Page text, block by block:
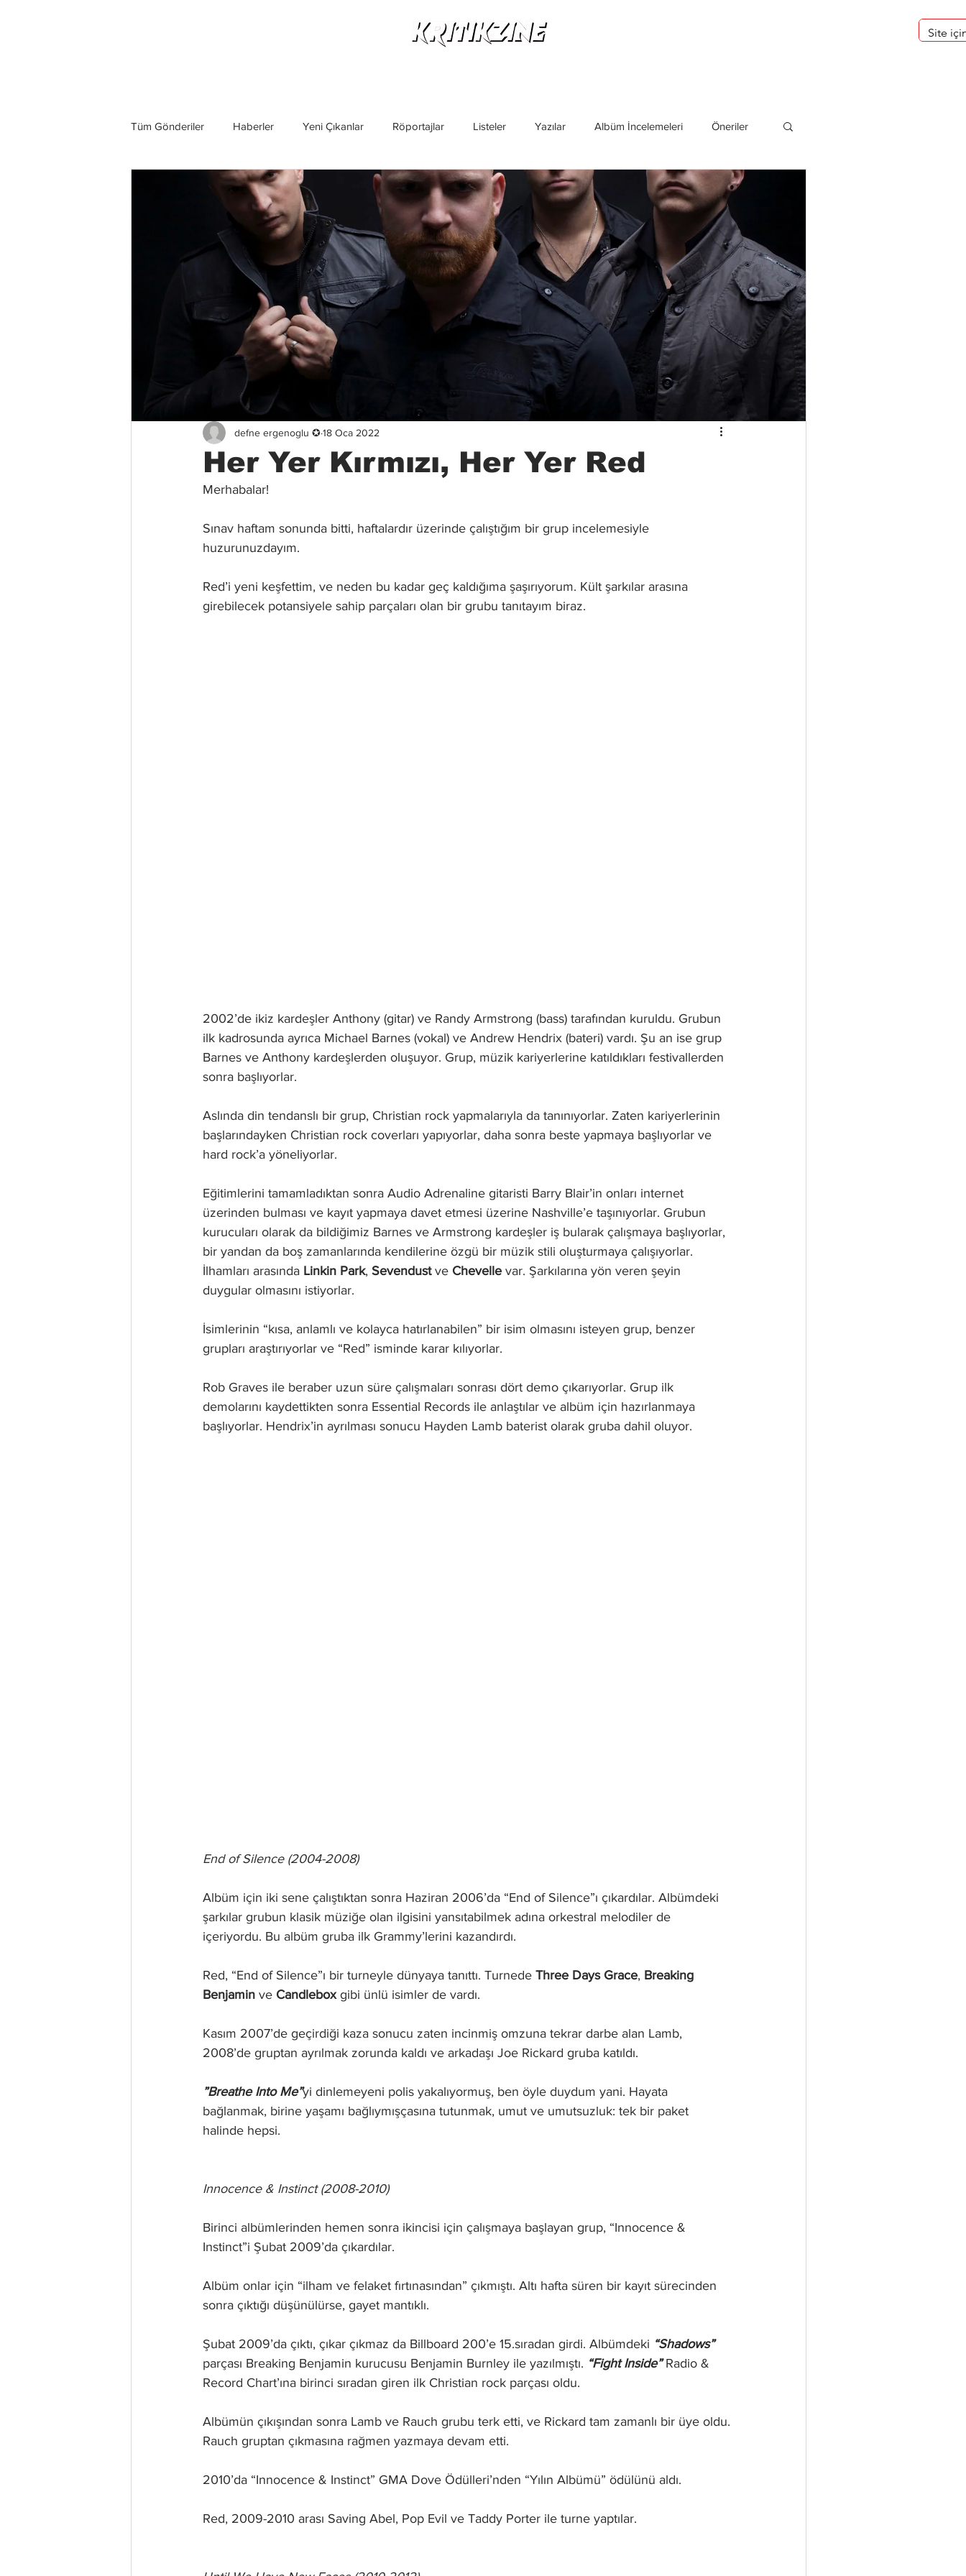
Tüm Gönderiler Haberler Yeni Çıkanlar Röportajlar Listeler Yazılar Albüm İncelemeleri Öneriler
Grup İncelemeleri Konserler İncelemeler Yeni Çıkanlar Magazin Keşif Yazıları deliler
Her Yer Kırmızı, Her Yer Red
defne ergenoglu ✪ 18 Oca 2022
Merhabalar!
Sınav haftam sonunda bitti, haftalardır üzerinde çalıştığım bir grup incelemesiyle
huzurunuzdayım.
Red’i yeni keşfettim, ve neden bu kadar geç kaldığıma şaşırıyorum. Kült şarkılar arasına
girebilecek potansiyele sahip parçaları olan bir grubu tanıtayım biraz.
2002’de ikiz kardeşler Anthony (gitar) ve Randy Armstrong (bass) tarafından kuruldu. Grubun
ilk kadrosunda ayrıca Michael Barnes (vokal) ve Andrew Hendrix (bateri) vardı. Şu an ise grup
Barnes ve Anthony kardeşlerden oluşuyor. Grup, müzik kariyerlerine katıldıkları festivallerden
sonra başlıyorlar.
Aslında din tendanslı bir grup, Christian rock yapmalarıyla da tanınıyorlar. Zaten kariyerlerinin
başlarındayken Christian rock coverları yapıyorlar, daha sonra beste yapmaya başlıyorlar ve
hard rock’a yöneliyorlar.
Eğitimlerini tamamladıktan sonra Audio Adrenaline gitaristi Barry Blair’in onları internet
üzerinden bulması ve kayıt yapmaya davet etmesi üzerine Nashville’e taşınıyorlar. Grubun
kurucuları olarak da bildiğimiz Barnes ve Armstrong kardeşler iş bularak çalışmaya başlıyorlar,
bir yandan da boş zamanlarında kendilerine özgü bir müzik stili oluşturmaya çalışıyorlar.
İlhamları arasında Linkin Park, Sevendust ve Chevelle var. Şarkılarına yön veren şeyin
duygular olmasını istiyorlar.
İsimlerinin “kısa, anlamlı ve kolayca hatırlanabilen” bir isim olmasını isteyen grup, benzer
grupları araştırıyorlar ve “Red” isminde karar kılıyorlar.
Rob Graves ile beraber uzun süre çalışmaları sonrası dört demo çıkarıyorlar. Grup ilk
demolarını kaydettikten sonra Essential Records ile anlaştılar ve albüm için hazırlanmaya
başlıyorlar. Hendrix’in ayrılması sonucu Hayden Lamb baterist olarak gruba dahil oluyor.
End of Silence (2004-2008)
Albüm için iki sene çalıştıktan sonra Haziran 2006’da “End of Silence”ı çıkardılar. Albümdeki
şarkılar grubun klasik müziğe olan ilgisini yansıtabilmek adına orkestral melodiler de
içeriyordu. Bu albüm gruba ilk Grammy’lerini kazandırdı.
Red, “End of Silence”ı bir turneyle dünyaya tanıttı. Turnede Three Days Grace, Breaking
Benjamin ve Candlebox gibi ünlü isimler de vardı.
Kasım 2007’de geçirdiği kaza sonucu zaten incinmiş omzuna tekrar darbe alan Lamb,
2008’de gruptan ayrılmak zorunda kaldı ve arkadaşı Joe Rickard gruba katıldı.
”Breathe Into Me”yi dinlemeyeni polis yakalıyormuş, ben öyle duydum yani. Hayata
bağlanmak, birine yaşamı bağlıymışçasına tutunmak, umut ve umutsuzluk: tek bir paket
halinde hepsi.
Innocence & Instinct (2008-2010)
Birinci albümlerinden hemen sonra ikincisi için çalışmaya başlayan grup, “Innocence &
Instinct”i Şubat 2009’da çıkardılar.
Albüm onlar için “ilham ve felaket fırtınasından” çıkmıştı. Altı hafta süren bir kayıt sürecinden
sonra çıktığı düşünülürse, gayet mantıklı.
Şubat 2009’da çıktı, çıkar çıkmaz da Billboard 200’e 15.sıradan girdi. Albümdeki “Shadows”
parçası Breaking Benjamin kurucusu Benjamin Burnley ile yazılmıştı. “Fight Inside” Radio &
Record Chart’ına birinci sıradan giren ilk Christian rock parçası oldu.
Albümün çıkışından sonra Lamb ve Rauch grubu terk etti, ve Rickard tam zamanlı bir üye oldu.
Rauch gruptan çıkmasına rağmen yazmaya devam etti.
2010’da “Innocence & Instinct” GMA Dove Ödülleri’nden “Yılın Albümü” ödülünü aldı.
Red, 2009-2010 arası Saving Abel, Pop Evil ve Taddy Porter ile turne yaptılar.